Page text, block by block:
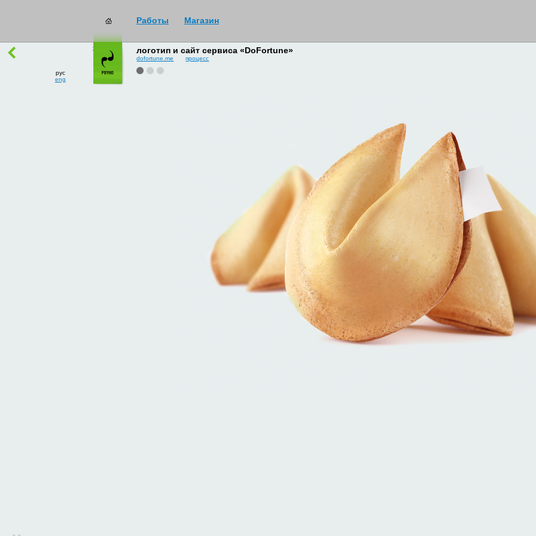
Работы Магазин
рус
eng
логотип и сайт сервиса «DoFortune»
dofortune.me процесс